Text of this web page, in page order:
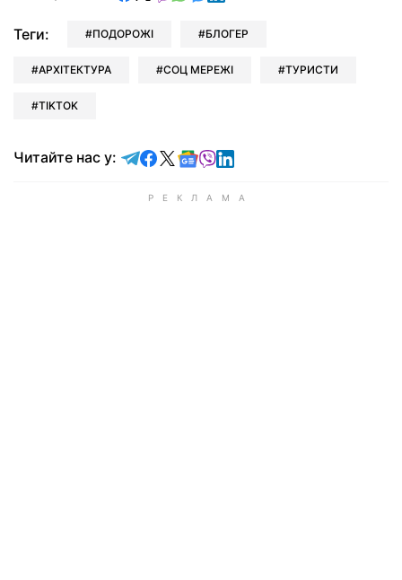
Теги: ПОДОРОЖІ БЛОГЕР
АРХІТЕКТУРА СОЦ МЕРЕЖІ ТУРИСТИ
TIKTOK
Читайте нас у: Читайте у Telegram
Читайте у Facebook
Читайте у X
Читайте у Google news
Читайте у Viber
Читайте у LinkedIn